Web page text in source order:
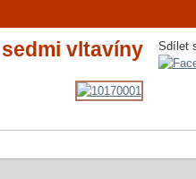
Sdílet
vltavíny